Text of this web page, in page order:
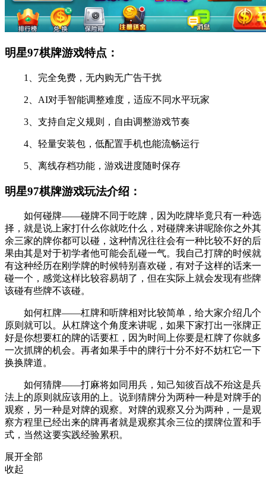
明星97棋牌游戏特点：
1、完全免费，无内购无广告干扰
2、AI对手智能调整难度，适应不同水平玩家
3、支持自定义规则，自由调整游戏节奏
4、轻量安装包，低配置手机也能流畅运行
5、离线存档功能，游戏进度随时保存
明星97棋牌游戏玩法介绍：
如何碰牌——碰牌不同于吃牌，因为吃牌毕竟只有一种选
择，就是说上家打什么你就吃什么，对碰牌来讲呢除你之外其
余三家的牌你都可以碰，这种情况往往会有一种比较不好的后
果由其是对于初学者他可能会乱碰一气。我自己打牌的时候就
有这种经历在刚学牌的时候特别喜欢碰，有对子这样的话来一
碰一个，感觉这样比较容易胡了，但在实际上就会发现有些牌
该碰有些牌不该碰。
如何杠牌——杠牌和听牌相对比较简单，给大家介绍几个
原则就可以。从杠牌这个角度来讲呢，如果下家打出一张牌正
好是你想要杠的牌的话要杠，因为时间上你要是杠牌了你就多
一次抓牌的机会。再者如果手中的牌行十分不好不妨杠它一下
换换牌道。
如何猜牌——打麻将如同用兵，知己知彼百战不殆这是兵
法上的原则就应该用的上。说到猜牌分为两种一种是对牌手的
观察，另一种是对牌的观察。对牌的观察又分为两种，一是观
察方程里已经出来的牌再者就是观察其余三位的摆牌位置和手
式，当然这要实践经验累积。
展开全部
收起